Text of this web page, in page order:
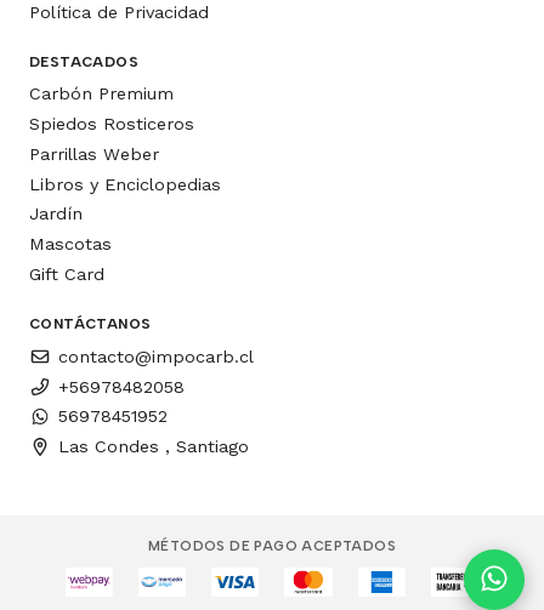
Política de Privacidad
DESTACADOS
Carbón Premium
Spiedos Rosticeros
Parrillas Weber
Libros y Enciclopedias
Jardín
Mascotas
Gift Card
CONTÁCTANOS
contacto@impocarb.cl
+56978482058
56978451952
Las Condes , Santiago
MÉTODOS DE PAGO ACEPTADOS